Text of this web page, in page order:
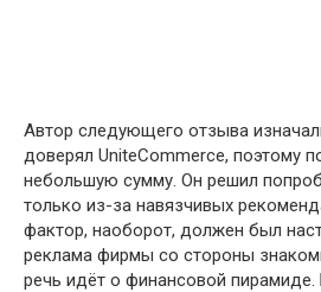
Автор следующего отзыва
доверял UniteCommerce, поэтому
небольшую сумму. Он решил
только из-за навязчивых
фактор, наоборот, должен был
реклама фирмы со стороны
речь идёт о финансовой